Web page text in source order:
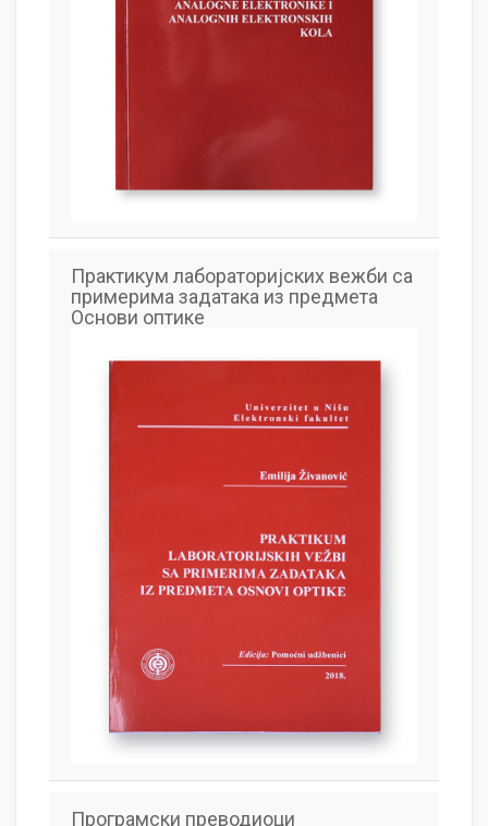
Практикум лабораторијских вежби са
примерима задатака из предмета
Основи оптике
Програмски преводиоци